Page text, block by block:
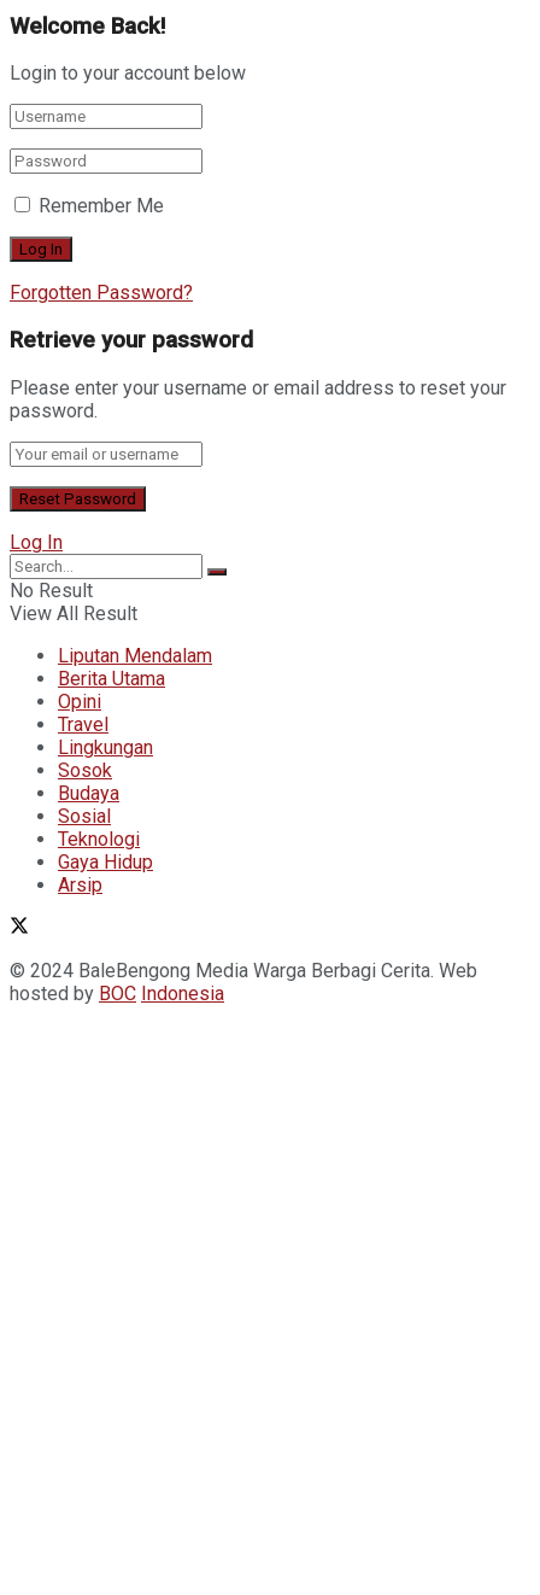
Welcome Back!
Login to your account below
Remember Me
Forgotten Password?
Retrieve your password
Please enter your username or email address to reset your
password.
Log In
No Result
View All Result
Liputan Mendalam
Berita Utama
Opini
Travel
Lingkungan
Sosok
Budaya
Sosial
Teknologi
Gaya Hidup
Arsip
© 2024 BaleBengong Media Warga Berbagi Cerita. Web
hosted by BOC Indonesia